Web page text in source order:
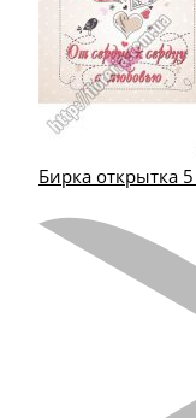
Бирка открытка